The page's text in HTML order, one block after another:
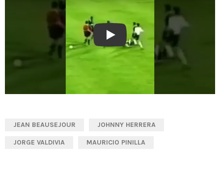
Play
JEAN BEAUSEJOUR JOHNNY HERRERA
JORGE VALDIVIA MAURICIO PINILLA